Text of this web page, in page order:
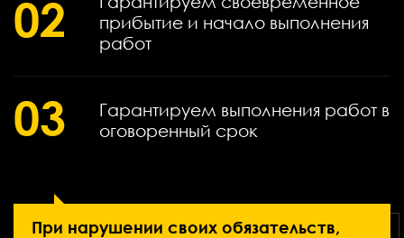
02
прибытие и начало выполнения
работ
03
Гарантируем выполнения работ в
оговоренный срок
При нарушении своих обязательств,